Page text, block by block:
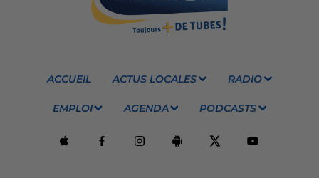
ACCUEIL ACTUS LOCALES RADIO
EMPLOI AGENDA PODCASTS